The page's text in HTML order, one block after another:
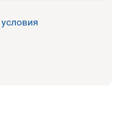
условия